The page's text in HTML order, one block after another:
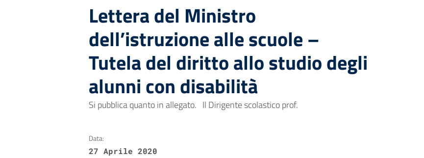
Lettera del Ministro
dell’istruzione alle scuole –
Tutela del diritto allo studio degli
alunni con disabilità
Si pubblica quanto in allegato. Il Dirigente scolastico prof.
Data:
27 Aprile 2020